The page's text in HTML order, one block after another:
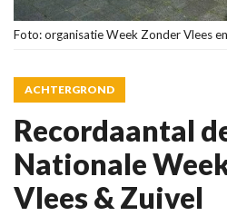
Foto: organisatie Week Zonder Vlees
ACHTERGROND
Recordaantal
Nationale
Vlees & Zuivel